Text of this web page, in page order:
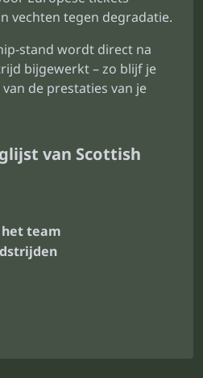
vechten tegen degradatie.
stand wordt direct na
bijgewerkt – zo blijf je
de prestaties van je
van Scottish
team